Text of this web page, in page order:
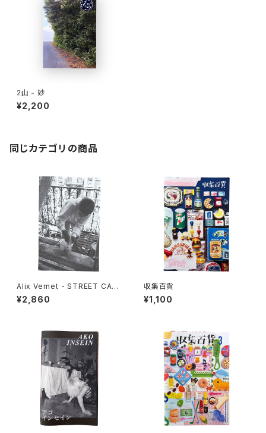
2山 - 妙
¥2,200
同じカテゴリの商品
Alix Vernet - STREET CAS
TS
¥2,860
収集百貨
¥1,100